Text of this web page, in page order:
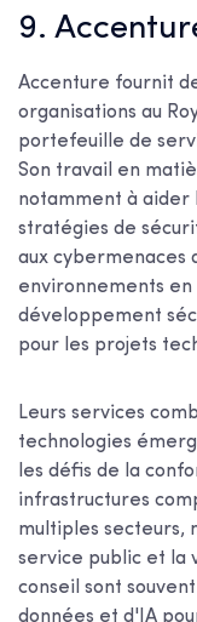
9.
Accenture fournit
organisations au
portefeuille de
Son travail en
notamment à aider
stratégies de
aux cybermenaces
environnements
développement
pour les projets
Leurs services
technologies
les défis de la
infrastructures
multiples secteurs,
service public et la
conseil sont
données et d'IA